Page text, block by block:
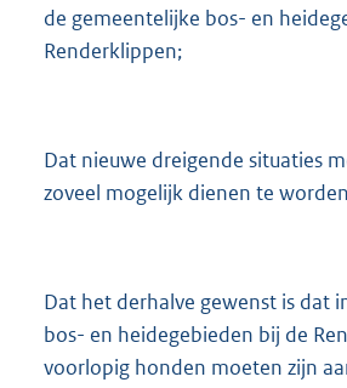
de gemeentelijke bos- en
Renderklippen;
Dat nieuwe dreigende situaties
zoveel mogelijk dienen te
Dat het derhalve gewenst is dat
bos- en heidegebieden bij de
voorlopig honden moeten zijn